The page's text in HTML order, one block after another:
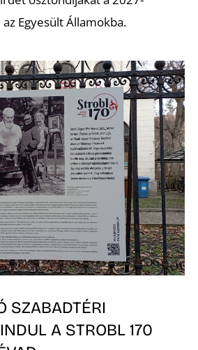
Egyesült Államokba.
SZABADTÉRI
A STROBL 170